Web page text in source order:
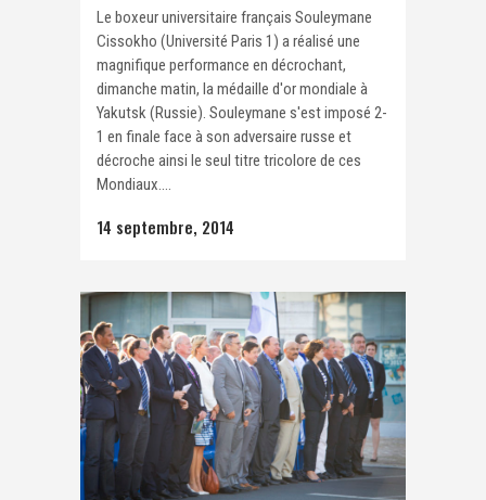
Le boxeur universitaire français Souleymane
Cissokho (Université Paris 1) a réalisé une
magnifique performance en décrochant,
dimanche matin, la médaille d'or mondiale à
Yakutsk (Russie). Souleymane s'est imposé 2-
1 en finale face à son adversaire russe et
décroche ainsi le seul titre tricolore de ces
Mondiaux....
14 septembre, 2014